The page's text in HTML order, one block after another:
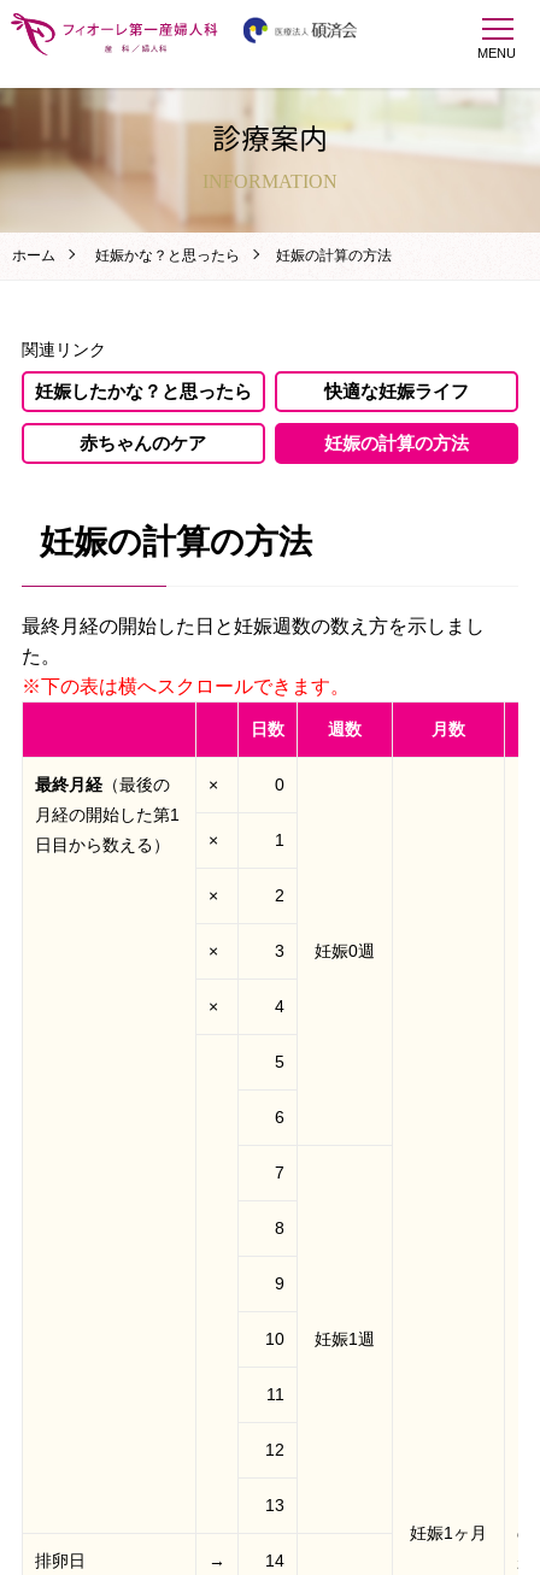
MENU
診療案内
INFORMATION
ホーム 妊娠かな？と思ったら 妊娠の計算の方法
関連リンク
妊娠したかな？と思ったら 快適な妊娠ライフ
赤ちゃんのケア 妊娠の計算の方法
妊娠の計算の方法
最終月経の開始した日と妊娠週数の数え方を示しまし
た。
日数 週数 月数
最終月経（最後の
月経の開始した第1
日目から数える）
× 0
妊娠0週
妊娠1ヶ月
の
れ
× 1
× 2
× 3
× 4
5
6
7
妊娠1週
8
9
10
11
12
13
排卵日 → 14